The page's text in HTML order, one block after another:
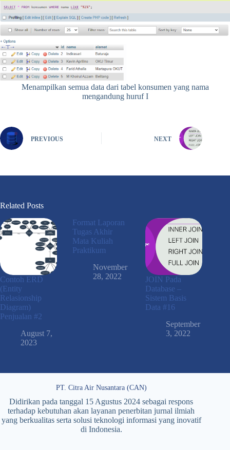
Menampilkan semua data dari tabel konsumen yang nama
mengandung huruf I
PREVIOUS NEXT
Related Posts
Contoh ERD
(Entity
Relasionship
Diagram)
Penjualan #2
August 7,
2023
Format Laporan
Tugas Akhir
Mata Kuliah
Praktikum
November
28, 2022
JOIN Pada
Database –
Sistem Basis
Data #16
September
3, 2022
PT. Citra Air Nusantara (CAN)
Didirikan pada tanggal 15 Agustus 2024 sebagai respons
terhadap kebutuhan akan layanan penerbitan jurnal ilmiah
yang berkualitas serta solusi teknologi informasi yang inovatif
di Indonesia.